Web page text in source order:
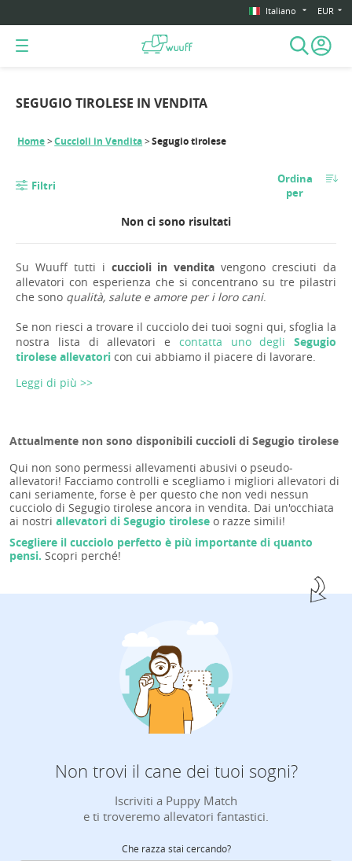
Italiano EUR
SEGUGIO TIROLESE IN VENDITA
Home Cuccioli in Vendita Segugio tirolese
Filtri
Ordina
per
Non ci sono risultati
Su Wuuff tutti i cuccioli in vendita vengono cresciuti da
allevatori con esperienza che si concentrano su tre pilastri
che sono qualità, salute e amore per i loro cani.
Se non riesci a trovare il cucciolo dei tuoi sogni qui, sfoglia la
nostra lista di allevatori e contatta uno degli Segugio
tirolese allevatori con cui abbiamo il piacere di lavorare.
Leggi di più >>
Attualmente non sono disponibili cuccioli di Segugio tirolese
Qui non sono permessi allevamenti abusivi o pseudo-
allevatori! Facciamo controlli e scegliamo i migliori allevatori di
cani seriamente, forse è per questo che non vedi nessun
cucciolo di Segugio tirolese ancora in vendita. Dai un'occhiata
ai nostri allevatori di Segugio tirolese o razze simili!
Scegliere il cucciolo perfetto è più importante di quanto
pensi. Scopri perché!
Non trovi il cane dei tuoi sogni?
Iscriviti a Puppy Match
e ti troveremo allevatori fantastici.
Che razza stai cercando?